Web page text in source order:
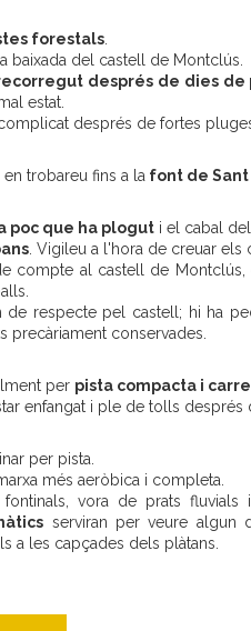
forestals.
baixada del castell de Montclús.
després de dies de
estat.
després de fortes
trobareu fins a la font de Sant
poc que ha ploguti el cabal del
. Vigileu a l'hora de creuar els
compte al castell de Montclús,
de respecte pel castell; hi ha
precàriament conservades.
per pista compacta i
enfangat i ple de tolls després
per pista.
més aeròbica i completa.
vora de prats
serviran per veure algun
a les capçades dels plàtans.